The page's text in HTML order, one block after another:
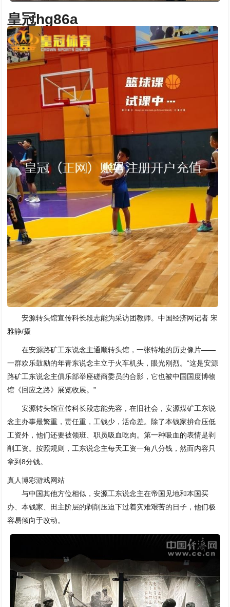
皇冠hg86a
安源转头馆宣传科长段志能为采访团教师。中国经济网记者 宋
雅静/摄
在安源路矿工东说念主通顺转头馆，一张特地的历史像片——
一群欢乐鼓励的年青东说念主立于火车机头，眼光刚烈。“这是安源
路矿工东说念主俱乐部举座磋商委员的合影，它也被中国国度博物
馆《回应之路》展览收展。”
安源转头馆宣传科长段志能先容，在旧社会，安源煤矿工东说
念主办事最繁重，责任重，工钱少，活命差。除了本钱家拚命压低
工资外，他们还要被领班、职员吸血吃肉。第一种吸血的表情是剥
削工资。按照规则，工东说念主每天工资一角八分钱，然而内容只
拿到8分钱。
真人博彩游戏网站
与中国其他方位相似，安源工东说念主在帝国见地和本国买
办、本钱家、田主阶层的剥削压迫下过着灾难艰苦的日子，他们极
容易倾向于改动。